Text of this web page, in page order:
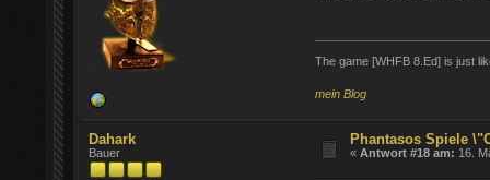
The game [WHFB 8.Ed] is just
mein Blog
Dahark
Bauer
Phantasos Spiele
«Antwort #18 am: 16.